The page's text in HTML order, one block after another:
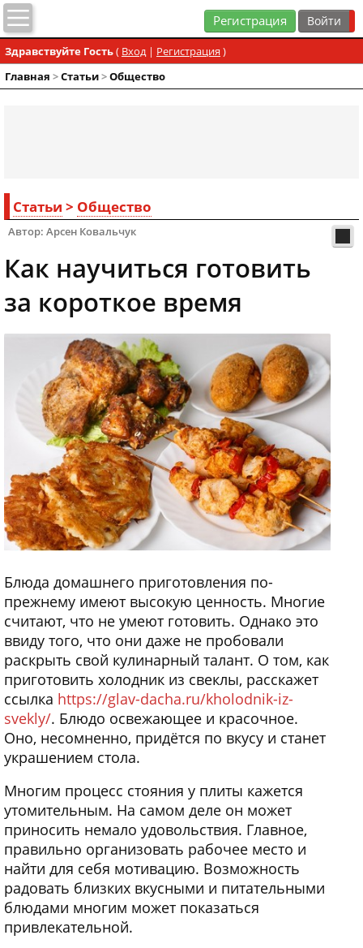
Регистрация
Здравствуйте Гость( Вход| Регистрация )
Главная >Статьи>Общество
Статьи > Общество
Автор: Арсен Ковальчук
Как научиться готовить
за короткое время
Блюда домашнего приготовления по-
прежнему имеют высокую ценность. Многие
считают, что не умеют готовить. Однако это
ввиду того, что они даже не пробовали
раскрыть свой кулинарный талант. О том, как
приготовить холодник из свеклы, расскажет
ссылка https://glav-dacha.ru/kholodnik-iz-
svekly/. Блюдо освежающее и красочное.
Оно, несомненно, придётся по вкусу и станет
украшением стола.
Многим процесс стояния у плиты кажется
утомительным. На самом деле он может
приносить немало удовольствия. Главное,
правильно организовать рабочее место и
найти для себя мотивацию. Возможность
радовать близких вкусными и питательными
блюдами многим может показаться
привлекательной.